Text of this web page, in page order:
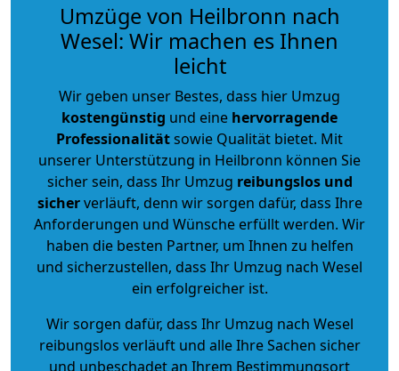
Umzüge von Heilbronn nach
Wesel: Wir machen es Ihnen
leicht
Wir geben unser Bestes, dass hier Umzug
kostengünstig und eine hervorragende
Professionalitätsowie Qualität bietet. Mit
unserer Unterstützung in Heilbronn können Sie
sicher sein, dass Ihr Umzug reibungslos und
sicherverläuft, denn wir sorgen dafür, dass Ihre
Anforderungen und Wünsche erfüllt werden. Wir
haben die besten Partner, um Ihnen zu helfen
und sicherzustellen, dass Ihr Umzug nach Wesel
ein erfolgreicher ist.
Wir sorgen dafür, dass Ihr Umzug nach Wesel
reibungslos verläuft und alle Ihre Sachen sicher
und unbeschadet an Ihrem Bestimmungsort